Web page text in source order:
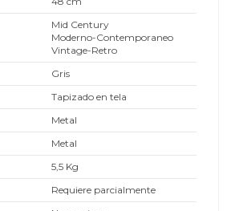
Mid Century
Moderno-Contemporaneo
Vintage-Retro
Gris
Tapizado en tela
Metal
Metal
5,5 Kg
Requiere parcialmente